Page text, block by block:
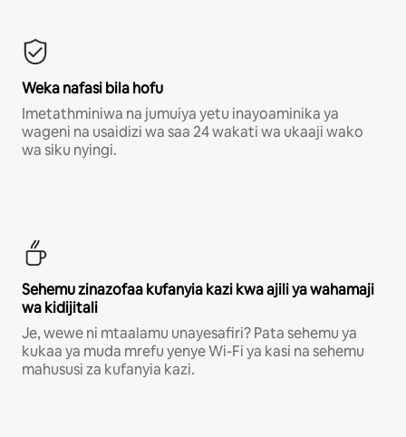
Weka nafasi bila hofu
Imetathminiwa na jumuiya yetu inayoaminika ya
wageni na usaidizi wa saa 24 wakati wa ukaaji wako
wa siku nyingi.
Sehemu zinazofaa kufanyia kazi kwa ajili ya wahamaji
wa kidijitali
Je, wewe ni mtaalamu unayesafiri? Pata sehemu ya
kukaa ya muda mrefu yenye Wi-Fi ya kasi na sehemu
mahususi za kufanyia kazi.